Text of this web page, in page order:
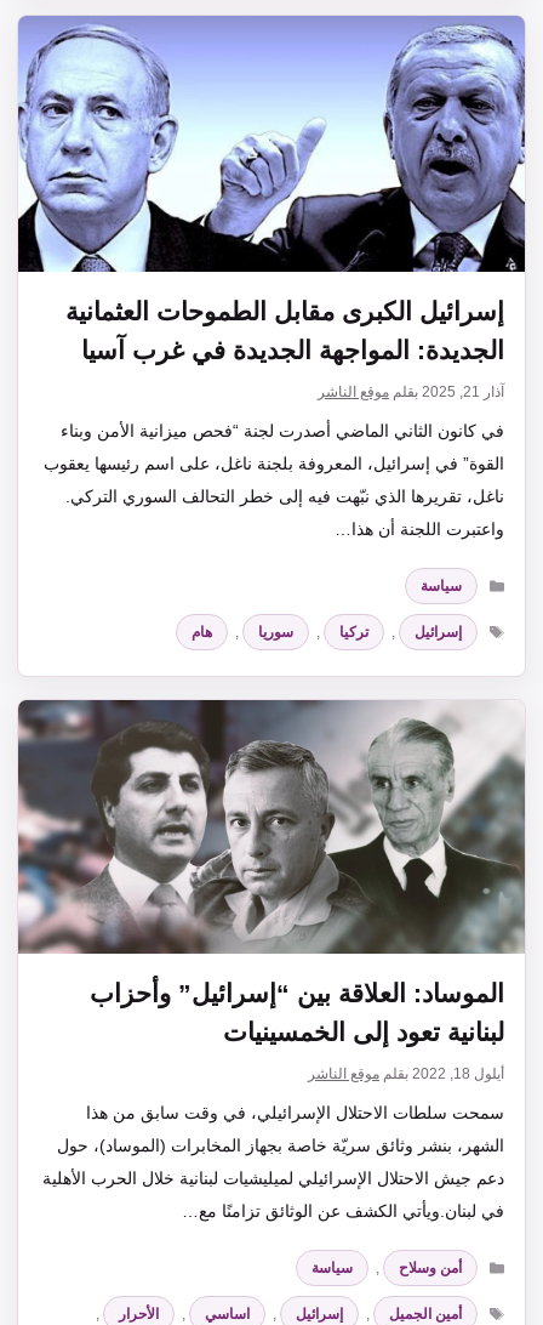
إسرائيل الكبرى مقابل الطموحات العثمانية
الجديدة: المواجهة الجديدة في غرب آسيا
آذار 21, 2025 بقلم موقع الناشر
في كانون الثاني الماضي أصدرت لجنة “فحص ميزانية الأمن وبناء
القوة” في إسرائيل، المعروفة بلجنة ناغل، على اسم رئيسها يعقوب
ناغل، تقريرها الذي نبّهت فيه إلى خطر التحالف السوري التركي.
واعتبرت اللجنة أن هذا…
التصنيفات
سياسة
الوسوم
إسرائيل , تركيا , سوريا , هام
الموساد: العلاقة بين “إسرائيل” وأحزاب
لبنانية تعود إلى الخمسينيات
أيلول 18, 2022 بقلم موقع الناشر
سمحت سلطات الاحتلال الإسرائيلي، في وقت سابق من هذا
الشهر، بنشر وثائق سريّة خاصة بجهاز المخابرات (الموساد)، حول
دعم جيش الاحتلال الإسرائيلي لميليشيات لبنانية خلال الحرب الأهلية
في لبنان.ويأتي الكشف عن الوثائق تزامنًا مع…
التصنيفات
أمن وسلاح ,
سياسة
الوسوم
أمين الجميل , إسرائيل , اساسي , الأحرار ,